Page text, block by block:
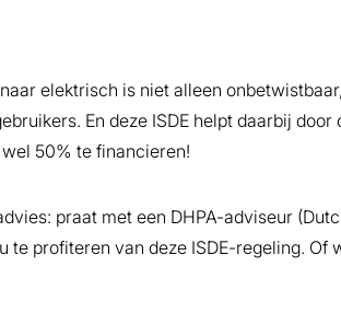
elektrisch is niet alleen
En deze ISDE helpt daarbij door
50% te financieren!
praat met een DHPA-adviseur
profiteren van deze ISDE-regeling. Of